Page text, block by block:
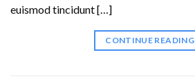
euismod tincidunt […]
CONTINUE READING